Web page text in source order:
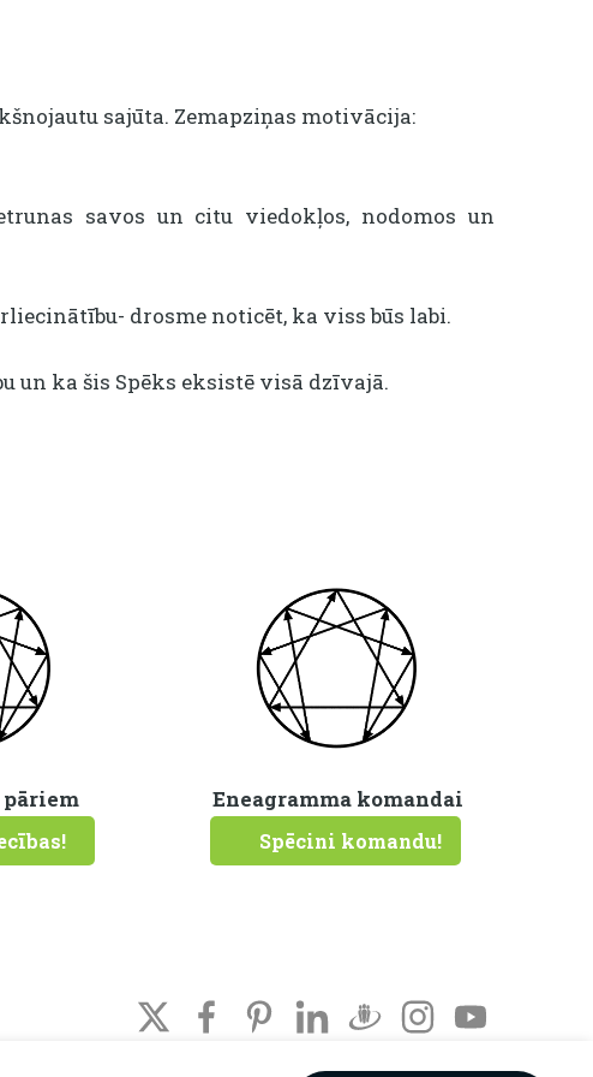
sajūta. Zemapziņas motivācija:
savos un citu viedokļos, nodomos un
drosme noticēt, ka viss būs labi.
un ka šis Spēks eksistē visā dzīvajā.
pāriem Eneagramma komandai
Spēcini komandu!